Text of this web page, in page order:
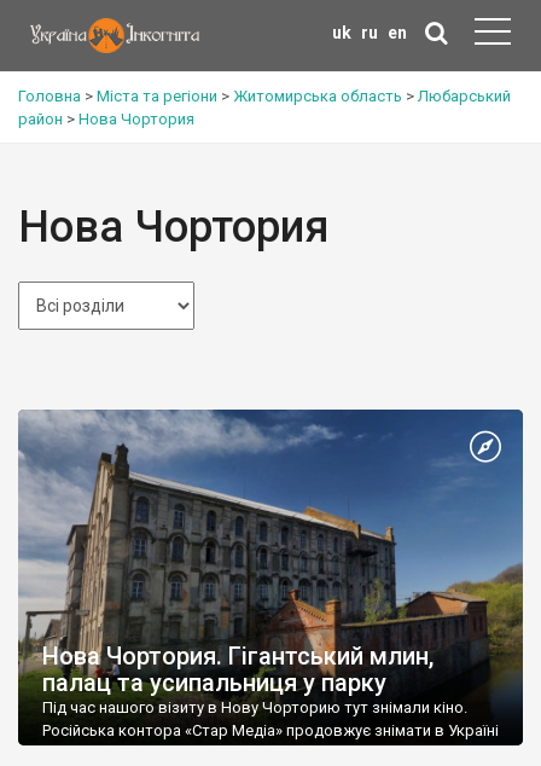
uk ru en
Головна > Міста та регіони > Житомирська область >Любарський
район > Нова Чортория
Нова Чортория
Нова Чортория. Гігантський млин,
палац та усипальниця у парку
Під час нашого візиту в Нову Чорторию тут знімали кіно.
Російська контора «Стар Медіа» продовжує знімати в Україні